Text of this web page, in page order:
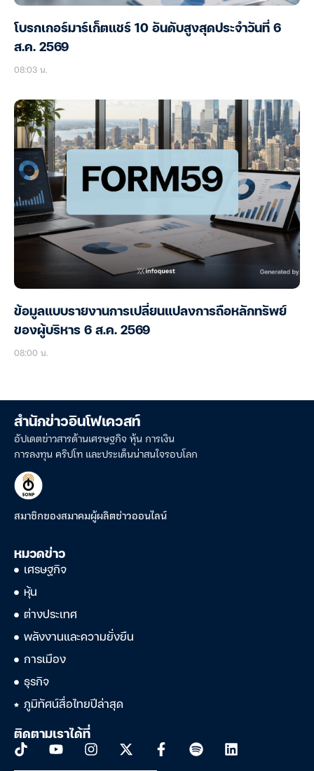
โบรกเกอร์มาร์เก็ตแชร์ 10 อันดับสูงสุดประจำวันที่ 6
ส.ค. 2569
08:03 น.
ข้อมูลแบบรายงานการเปลี่ยนแปลงการถือหลักทรัพย์
ของผู้บริหาร 6 ส.ค. 2569
08:00 น.
สำนักข่าวอินโฟเควสท์
อัปเดตข่าวสารด้านเศรษฐกิจ หุ้น การเงิน
การลงทุน คริปโท และประเด็นน่าสนใจรอบโลก
สมาชิกของสมาคมผู้ผลิตข่าวออนไลน์
หมวดข่าว
เศรษฐกิจ
หุ้น
ต่างประเทศ
พลังงานและความยั่งยืน
การเมือง
ธุรกิจ
ภูมิทัศน์สื่อไทยปีล่าสุด
ติดตามเราได้ที่